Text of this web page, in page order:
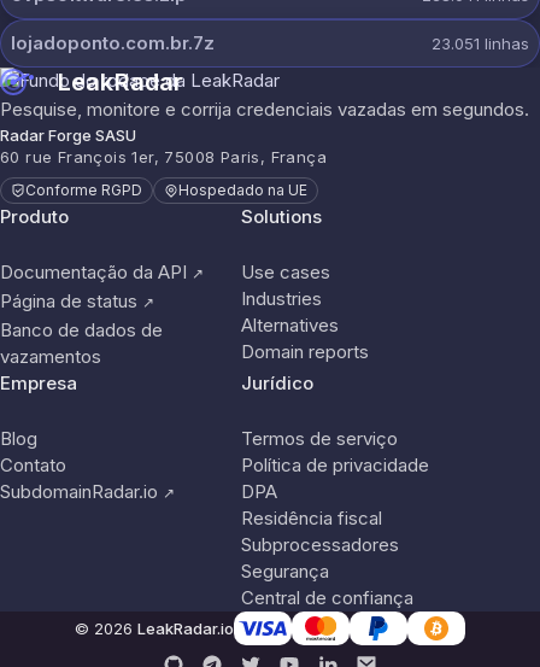
lojadoponto.com.br.7z 23.051 linhas
LeakRadar
Pesquise, monitore e corrija credenciais vazadas em segundos.
Radar Forge SASU
60 rue François 1er, 75008 Paris, França
Conforme RGPD Hospedado na UE
Produto
Documentação da API ↗
Página de status ↗
Banco de dados de
vazamentos
Solutions
Use cases
Industries
Alternatives
Domain reports
Empresa
Blog
Contato
SubdomainRadar.io ↗
Jurídico
Termos de serviço
Política de privacidade
DPA
Residência fiscal
Subprocessadores
Segurança
Central de confiança
© 2026 LeakRadar.io